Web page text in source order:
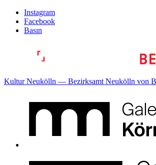
Instagram
Facebook
Basın
Kultur Neukölln — Bezirksamt Neukölln von